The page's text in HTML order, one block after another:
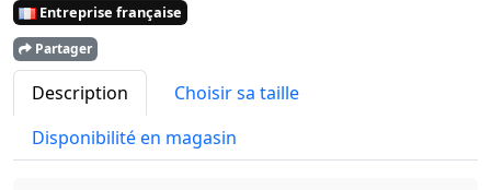
Entreprise française
Partager
Description
Choisir sa taille
Disponibilité en magasin